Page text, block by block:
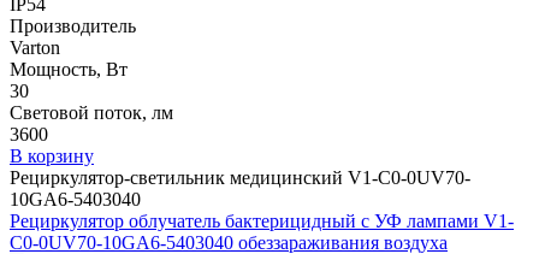
Производитель
Varton
Мощность, Вт
30
Световой поток, лм
3600
В корзину
Рециркулятор-светильник медицинский V1-C0-0UV70-
10GA6-5403040
Рециркулятор облучатель бактерицидный с УФ лампами V1-
C0-0UV70-10GA6-5403040 обеззараживания воздуха